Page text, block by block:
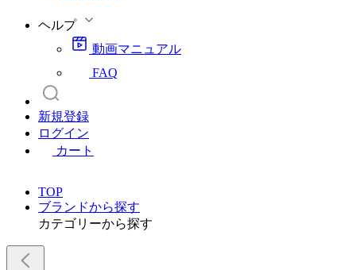
ヘルプ
動画マニュアル
FAQ
新規登録
ログイン
カート
TOP
ブランドから探す
カテゴリーから探す